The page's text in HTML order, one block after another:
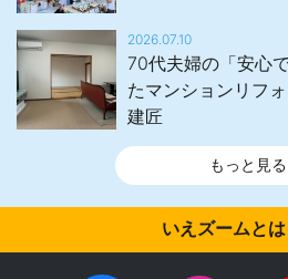
2026.07.10
70代夫婦の「安心
たマンションリフ
建匠
もっと見る
いえズームとは